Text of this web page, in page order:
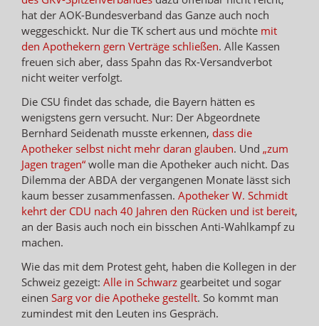
hat der AOK-Bundesverband das Ganze auch noch
weggeschickt. Nur die TK schert aus und möchte mit
den Apothekern gern Verträge schließen. Alle Kassen
freuen sich aber, dass Spahn das Rx-Versandverbot
nicht weiter verfolgt.
Die CSU findet das schade, die Bayern hätten es
wenigstens gern versucht. Nur: Der Abgeordnete
Bernhard Seidenath musste erkennen, dass die
Apotheker selbst nicht mehr daran glauben. Und „zum
Jagen tragen“ wolle man die Apotheker auch nicht. Das
Dilemma der ABDA der vergangenen Monate lässt sich
kaum besser zusammenfassen. Apotheker W. Schmidt
kehrt der CDU nach 40 Jahren den Rücken und ist bereit,
an der Basis auch noch ein bisschen Anti-Wahlkampf zu
machen.
Wie das mit dem Protest geht, haben die Kollegen in der
Schweiz gezeigt: Alle in Schwarz gearbeitet und sogar
einen Sarg vor die Apotheke gestellt. So kommt man
zumindest mit den Leuten ins Gespräch.